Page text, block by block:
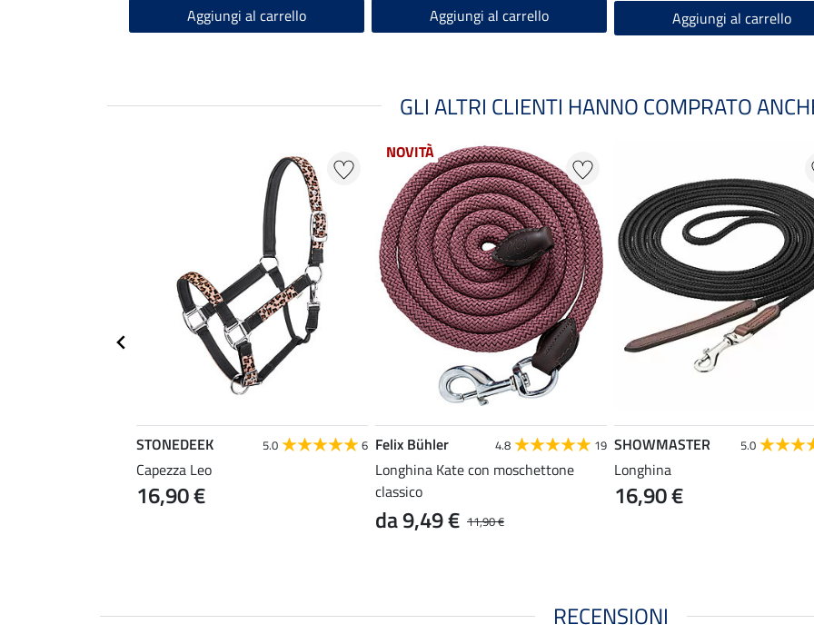
Aggiungi al carrello Aggiungi al carrello Aggiungi al carrello
GLI ALTRI CLIENTI HANNO COMPRATO
STONEDEEK 5.0 6
Capezza Leo
16,90 €
NOVITÀ
Felix Bühler 4.8 19
Longhina Kate con moschettone
classico
11,90 €
da 9,49 €
SHOWMASTER 5.0
Longhina
16,90 €
RECENSIONI